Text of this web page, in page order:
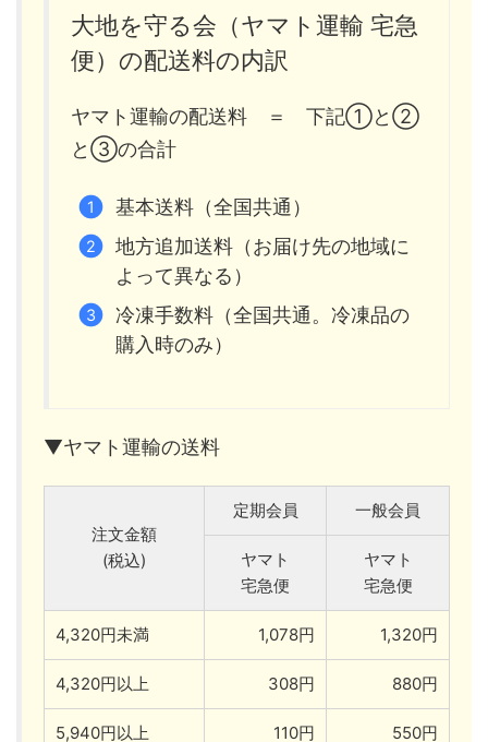
大地を守る会（ヤマト運輸 宅急
便）の配送料の内訳
ヤマト運輸の配送料 ＝ 下記①と②
と③の合計
基本送料（全国共通）
地方追加送料（お届け先の地域に
よって異なる）
冷凍手数料（全国共通。冷凍品の
購入時のみ）
▼ヤマト運輸の送料
注文金額
(税込)
定期会員 一般会員
ヤマト
宅急便
ヤマト
宅急便
4,320円未満 1,078円 1,320円
4,320円以上 308円 880円
5,940円以上 110円 550円